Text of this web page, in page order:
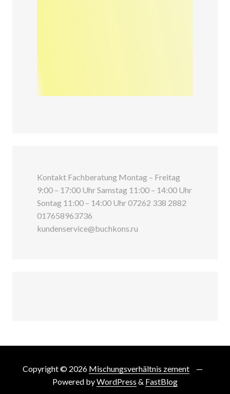
Kontakt Fachberatung Montag – Freitag
9:00 – 17:00 Uhr Samstag 11:00 – 14:00 Uhr
Sontag 11:00 – 14:00 Uhr 07262 338 2882
017658963736
kundenservice@buchkons.ru
Copyright © 2026 Mischungsverhältnis zement
Powered byWordPress & FastBlog